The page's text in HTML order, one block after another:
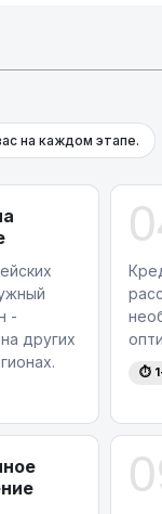
на каждом этапе.
-
других
⏱